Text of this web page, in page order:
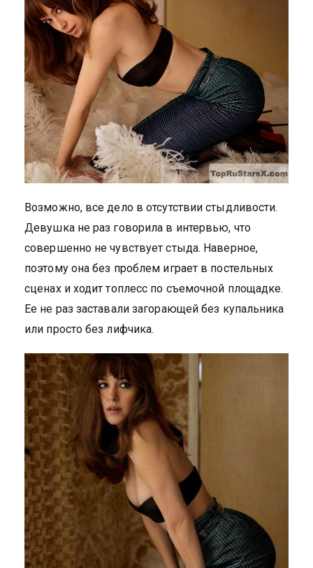
Возможно, все дело в отсутствии стыдливости.
Девушка не раз говорила в интервью, что
совершенно не чувствует стыда. Наверное,
поэтому она без проблем играет в постельных
сценах и ходит топлесс по съемочной площадке.
Ее не раз заставали загорающей без купальника
или просто без лифчика.